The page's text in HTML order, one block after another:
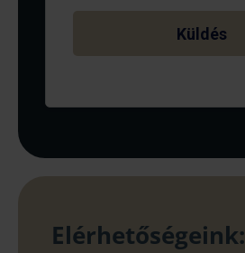
Elérhetőségeink: